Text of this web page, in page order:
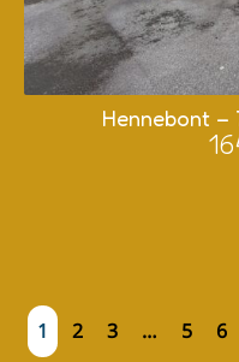
Hennebont –
1 2 3 … 5 6